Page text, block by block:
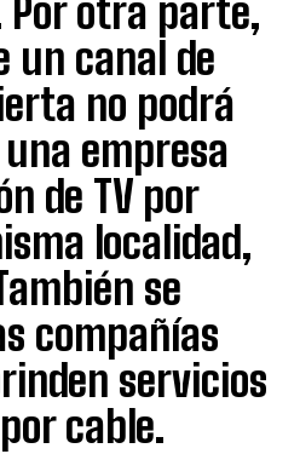
Por otra parte,
un canal de
no podrá
empresa
de TV por
localidad,
se
compañías
servicios
cable.